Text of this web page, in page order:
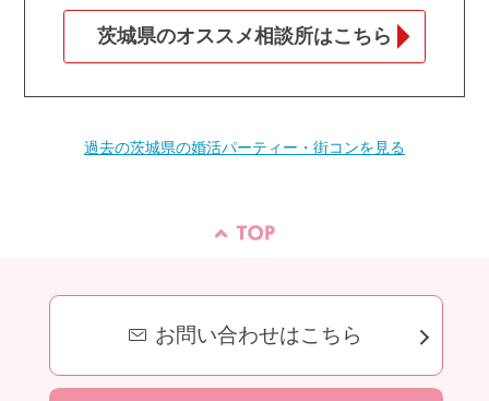
茨城県のオススメ相談所はこちら
過去の茨城県の婚活パーティー・街コンを見る
お問い合わせはこちら